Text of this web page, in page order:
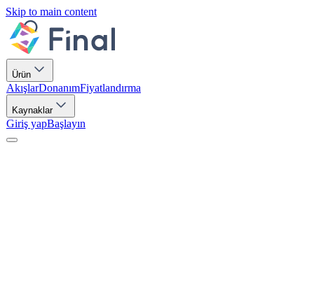
Skip to main content
Ürün
AkışlarDonanımFiyatlandırma
Kaynaklar
Giriş yapBaşlayın